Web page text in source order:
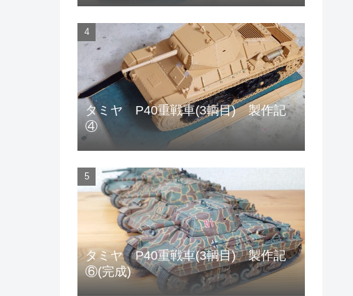
タミヤ P40重戦車(3輌目) 製作記
④
タミヤ P40重戦車(3輌目) 製作記
⑥(完成)